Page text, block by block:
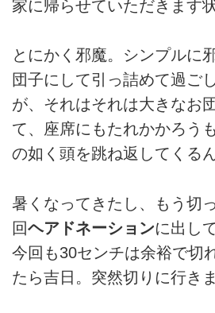
家に帰らせていただきます
とにかく邪魔。シンプルに
団子にして引っ詰めて過ご
が、それはそれは大きなお
て、座席にもたれかかろう
の如く頭を跳ね返してくるん
暑くなってきたし、もう切
回ヘアドネーションに出し
今回も30センチは余裕で切
たら吉日。突然切りに行き